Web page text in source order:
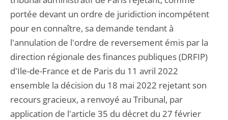
portée devant un ordre de juridiction incompétent
pour en connaître, sa demande tendant à
l'annulation de l'ordre de reversement émis par la
direction régionale des finances publiques (DRFIP)
d'Ile-de-France et de Paris du 11 avril 2022
ensemble la décision du 18 mai 2022 rejetant son
recours gracieux, a renvoyé au Tribunal, par
application de l'article 35 du décret du 27 février